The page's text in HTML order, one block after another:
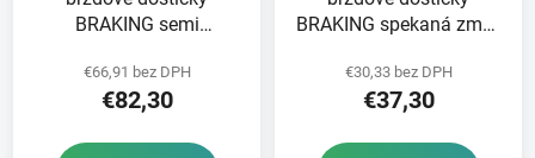
BRAKING semi
ks v balení
€66,91 bez DPH
€82,30
BRAKING spekaná zmes
€30,33 bez DPH
€37,30